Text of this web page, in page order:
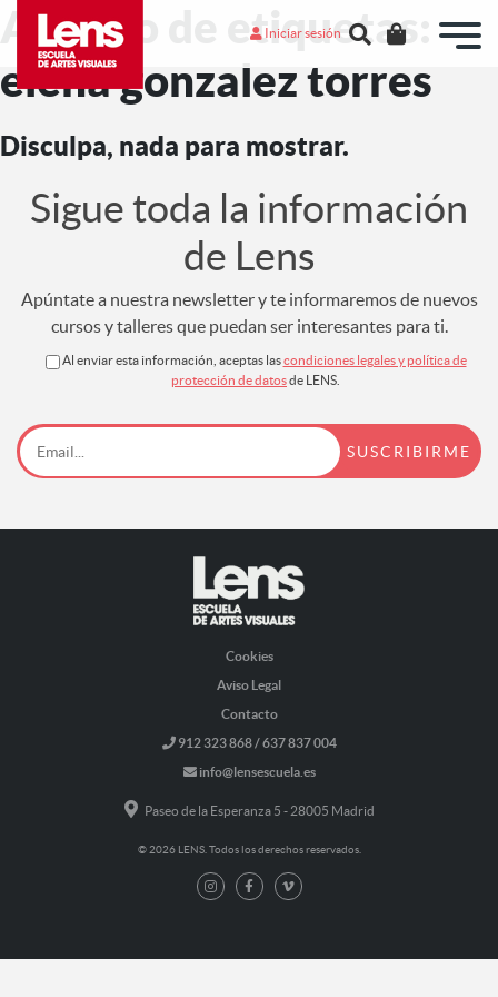
Iniciar sesión
Archivo de etiquetas:
elena gonzalez torres
Disculpa, nada para mostrar.
Sigue toda la información
de Lens
Apúntate a nuestra newsletter y te informaremos de nuevos
cursos y talleres que puedan ser interesantes para ti.
Al enviar esta información, aceptas lascondiciones legales y política de
protección de datosde LENS.
Cookies
Aviso Legal
Contacto
912 323 868 / 637 837 004
info@lensescuela.es
Paseo de la Esperanza 5 - 28005 Madrid
© 2026 LENS. Todos los derechos reservados.